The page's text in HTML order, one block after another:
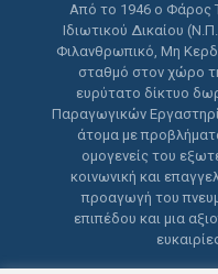
Από το 1946 ο Φάρος
Ιδιωτικού Δικαίου
Φιλανθρωπικό, Μη
σταθμό στον χώρο
ευρύτατο δίκτυο
Παραγωγικών
άτομα με
ομογενείς του
κοινωνική και
προαγωγή του
επιπέδου και μια